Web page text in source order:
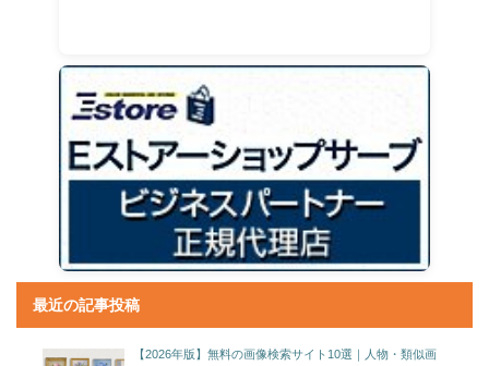
最近の記事投稿
【2026年版】無料の画像検索サイト10選｜人物・類似画
In 検索